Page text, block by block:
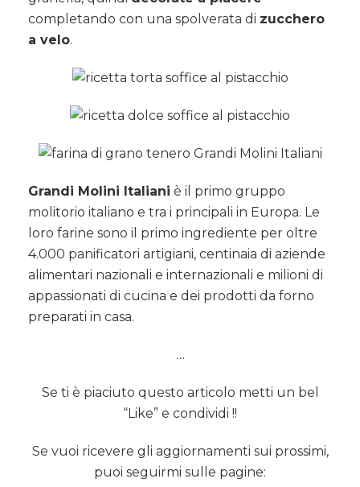
completando con una spolverata di zucchero
a velo.
Grandi Molini Italiani è il primo gruppo
molitorio italiano e tra i principali in Europa. Le
loro farine sono il primo ingrediente per oltre
4.000 panificatori artigiani, centinaia di aziende
alimentari nazionali e internazionali e milioni di
appassionati di cucina e dei prodotti da forno
preparati in casa.
…
Se ti è piaciuto questo articolo metti un bel
“Like” e condividi !!
Se vuoi ricevere gli aggiornamenti sui prossimi,
puoi seguirmi sulle pagine: